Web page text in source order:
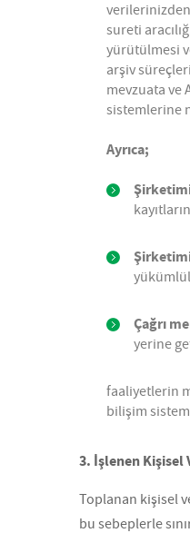
sureti
yürütülmesi
arşiv
mevzuata ve
sistemlerine
Ayrıca;
Çağrı
yerine
faaliyetlerin
bilişim
3. İşlenen Kişisel
Toplanan kişisel
bu sebeplerle